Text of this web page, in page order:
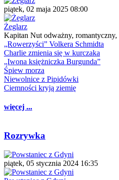
piątek, 02 maja 2025 08:00
Żeglarz
Kapitan Nut odważny, romantyczny,
„Rowerzyści” Volkera Schmidta
Charlie zmienia się w kurczaka
„Iwona księżniczka Burgunda”
Śpiew morza
Niewolnice z Pipidówki
Ciemności kryją ziemię
więcej ...
Rozrywka
piątek, 05 stycznia 2024 16:35